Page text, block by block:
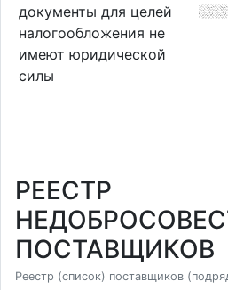
документы для целей
налогообложения не
имеют юридической
силы
РЕЕСТР
ПОСТАВЩИКОВ
Реестр (список) поставщиков